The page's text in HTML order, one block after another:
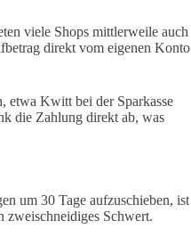
viele Shops mittlerweile auch
direkt vom eigenen Konto
etwa Kwitt bei der Sparkasse
die Zahlung direkt ab, was
um 30 Tage aufzuschieben, ist
zweischneidiges Schwert.